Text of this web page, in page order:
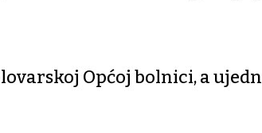
Općoj bolnici, a